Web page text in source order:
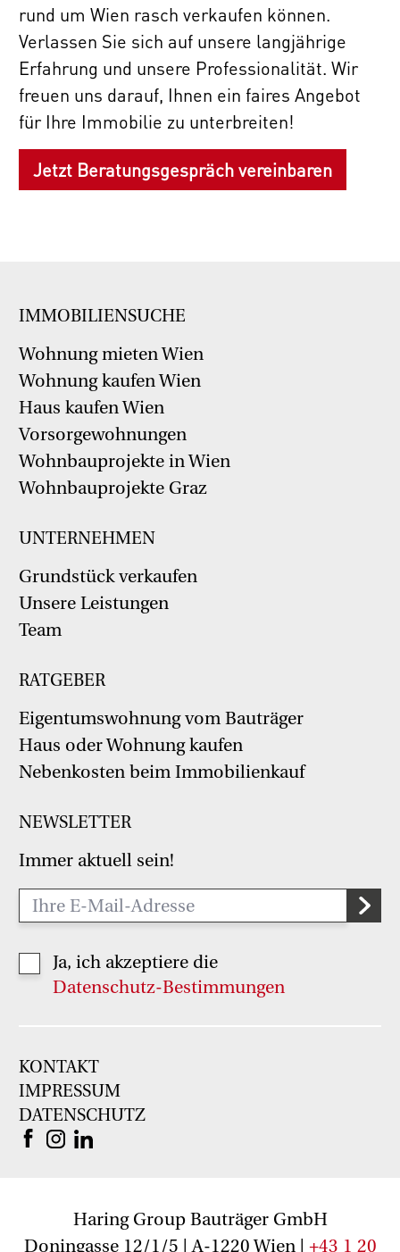
rund um Wien rasch verkaufen können.
Verlassen Sie sich auf unsere langjährige
Erfahrung und unsere Professionalität. Wir
freuen uns darauf, Ihnen ein faires Angebot
für Ihre Immobilie zu unterbreiten!
Jetzt Beratungsgespräch vereinbaren
IMMOBILIENSUCHE
Wohnung mieten Wien
Wohnung kaufen Wien
Haus kaufen Wien
Vorsorgewohnungen
Wohnbauprojekte in Wien
Wohnbauprojekte Graz
UNTERNEHMEN
Grundstück verkaufen
Unsere Leistungen
Team
RATGEBER
Eigentumswohnung vom Bauträger
Haus oder Wohnung kaufen
Nebenkosten beim Immobilienkauf
NEWSLETTER
Immer aktuell sein!
Ja, ich akzeptiere die
Datenschutz-Bestimmungen
KONTAKT
IMPRESSUM
DATENSCHUTZ
Haring Group Bauträger GmbH
Doningasse 12/1/5 | A-1220 Wien | +43 1 20